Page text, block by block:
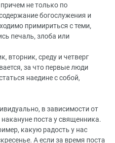
не только по
богослужения и
примириться с теми,
печаль, злоба или
вторник, среду и четверг
за что первые люди
наедине с собой,
в зависимости от
поста у священника.
какую радость у нас
А если за время поста